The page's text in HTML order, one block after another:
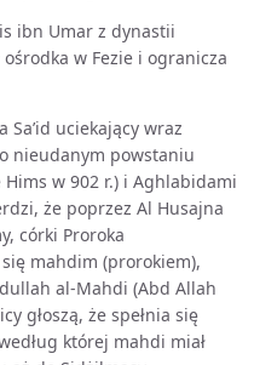
ibn Umar z dynastii
w Fezie i ogranicza
Sa’id uciekający wraz
nieudanym powstaniu
w 902 r.) i Aghlabidami
że poprzez Al Husajna
córki Proroka
mahdim (prorokiem),
al-Mahdi (Abd Allah
głoszą, że spełnia się
której mahdi miał